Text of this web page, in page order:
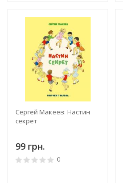
Сергей Макеев: Настин
секрет
99 грн.
0